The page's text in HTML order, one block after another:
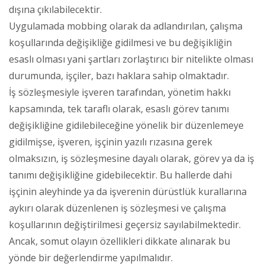
dışına çıkılabilecektir.
Uygulamada mobbing olarak da adlandırılan, çalışma
koşullarında değişikliğe gidilmesi ve bu değişikliğin
esaslı olması yani şartları zorlaştırıcı bir nitelikte olması
durumunda, işçiler, bazı haklara sahip olmaktadır.
İş sözleşmesiyle işveren tarafından, yönetim hakkı
kapsamında, tek taraflı olarak, esaslı görev tanımı
değişikliğine gidilebileceğine yönelik bir düzenlemeye
gidilmişse, işveren, işçinin yazılı rızasına gerek
olmaksızın, iş sözleşmesine dayalı olarak, görev ya da iş
tanımı değişikliğine gidebilecektir. Bu hallerde dahi
işçinin aleyhinde ya da işverenin dürüstlük kurallarına
aykırı olarak düzenlenen iş sözleşmesi ve çalışma
koşullarının değiştirilmesi geçersiz sayılabilmektedir.
Ancak, somut olayın özellikleri dikkate alınarak bu
yönde bir değerlendirme yapılmalıdır.